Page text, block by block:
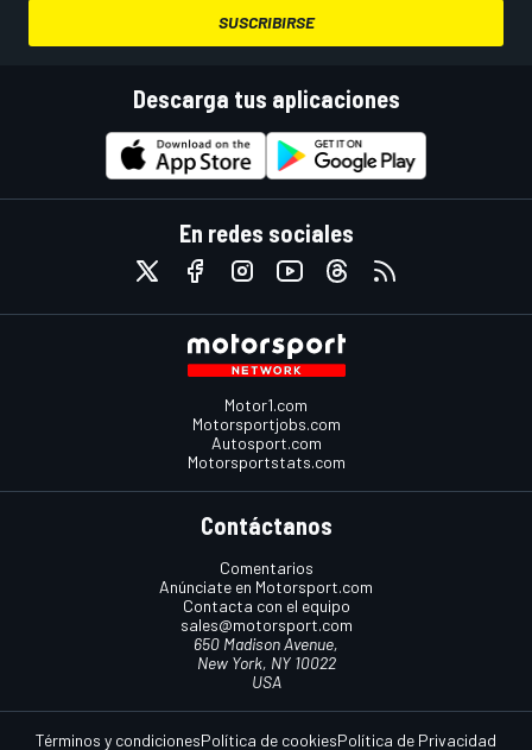
SUSCRIBIRSE
Descarga tus aplicaciones
En redes sociales
Motor1.com
Motorsportjobs.com
Autosport.com
Motorsportstats.com
Contáctanos
Comentarios
Anúnciate en Motorsport.com
Contacta con el equipo
sales@motorsport.com
650 Madison Avenue,
New York, NY 10022
USA
Términos y condicionesPolítica de cookiesPolítica de Privacidad